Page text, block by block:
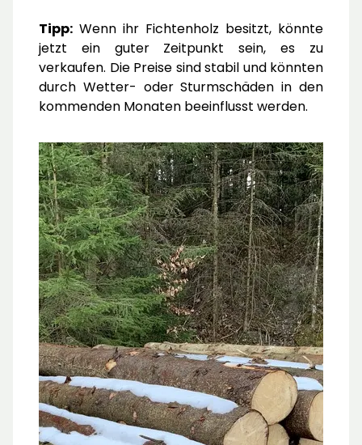
Tipp: Wenn ihr Fichtenholz besitzt, könnte
jetzt ein guter Zeitpunkt sein, es zu
verkaufen. Die Preise sind stabil und könnten
durch Wetter- oder Sturmschäden in den
kommenden Monaten beeinflusst werden.